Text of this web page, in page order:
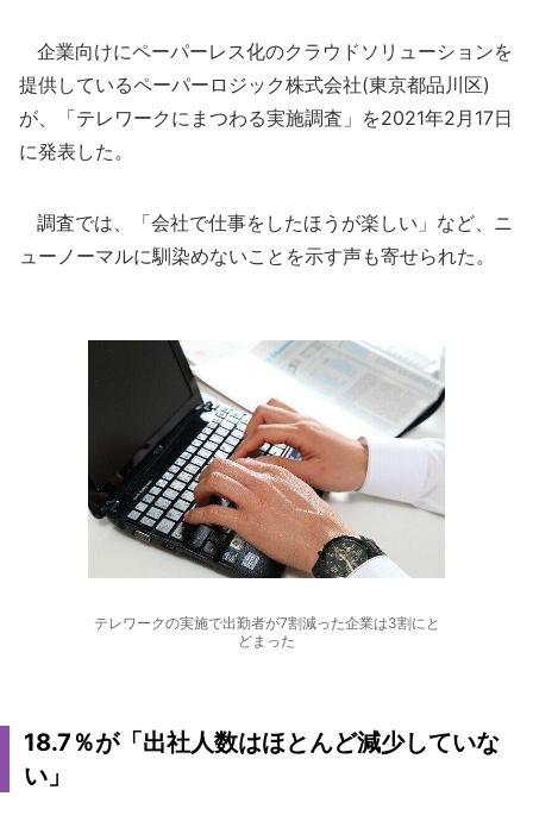
企業向けにペーパーレス化のクラウドソリューションを
提供しているペーパーロジック株式会社(東京都品川区)
が、「テレワークにまつわる実施調査」を2021年2月17日
に発表した。
調査では、「会社で仕事をしたほうが楽しい」など、ニ
ューノーマルに馴染めないことを示す声も寄せられた。
テレワークの実施で出勤者が7割減った企業は3割にと
どまった
18.7％が「出社人数はほとんど減少していな
い」